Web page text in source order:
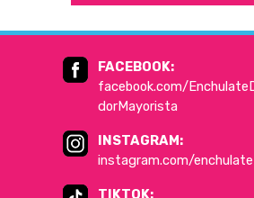
FACEBOOK:
facebook.com/
dorMayorista
INSTAGRAM:
instagram.com/
TIKTOK: